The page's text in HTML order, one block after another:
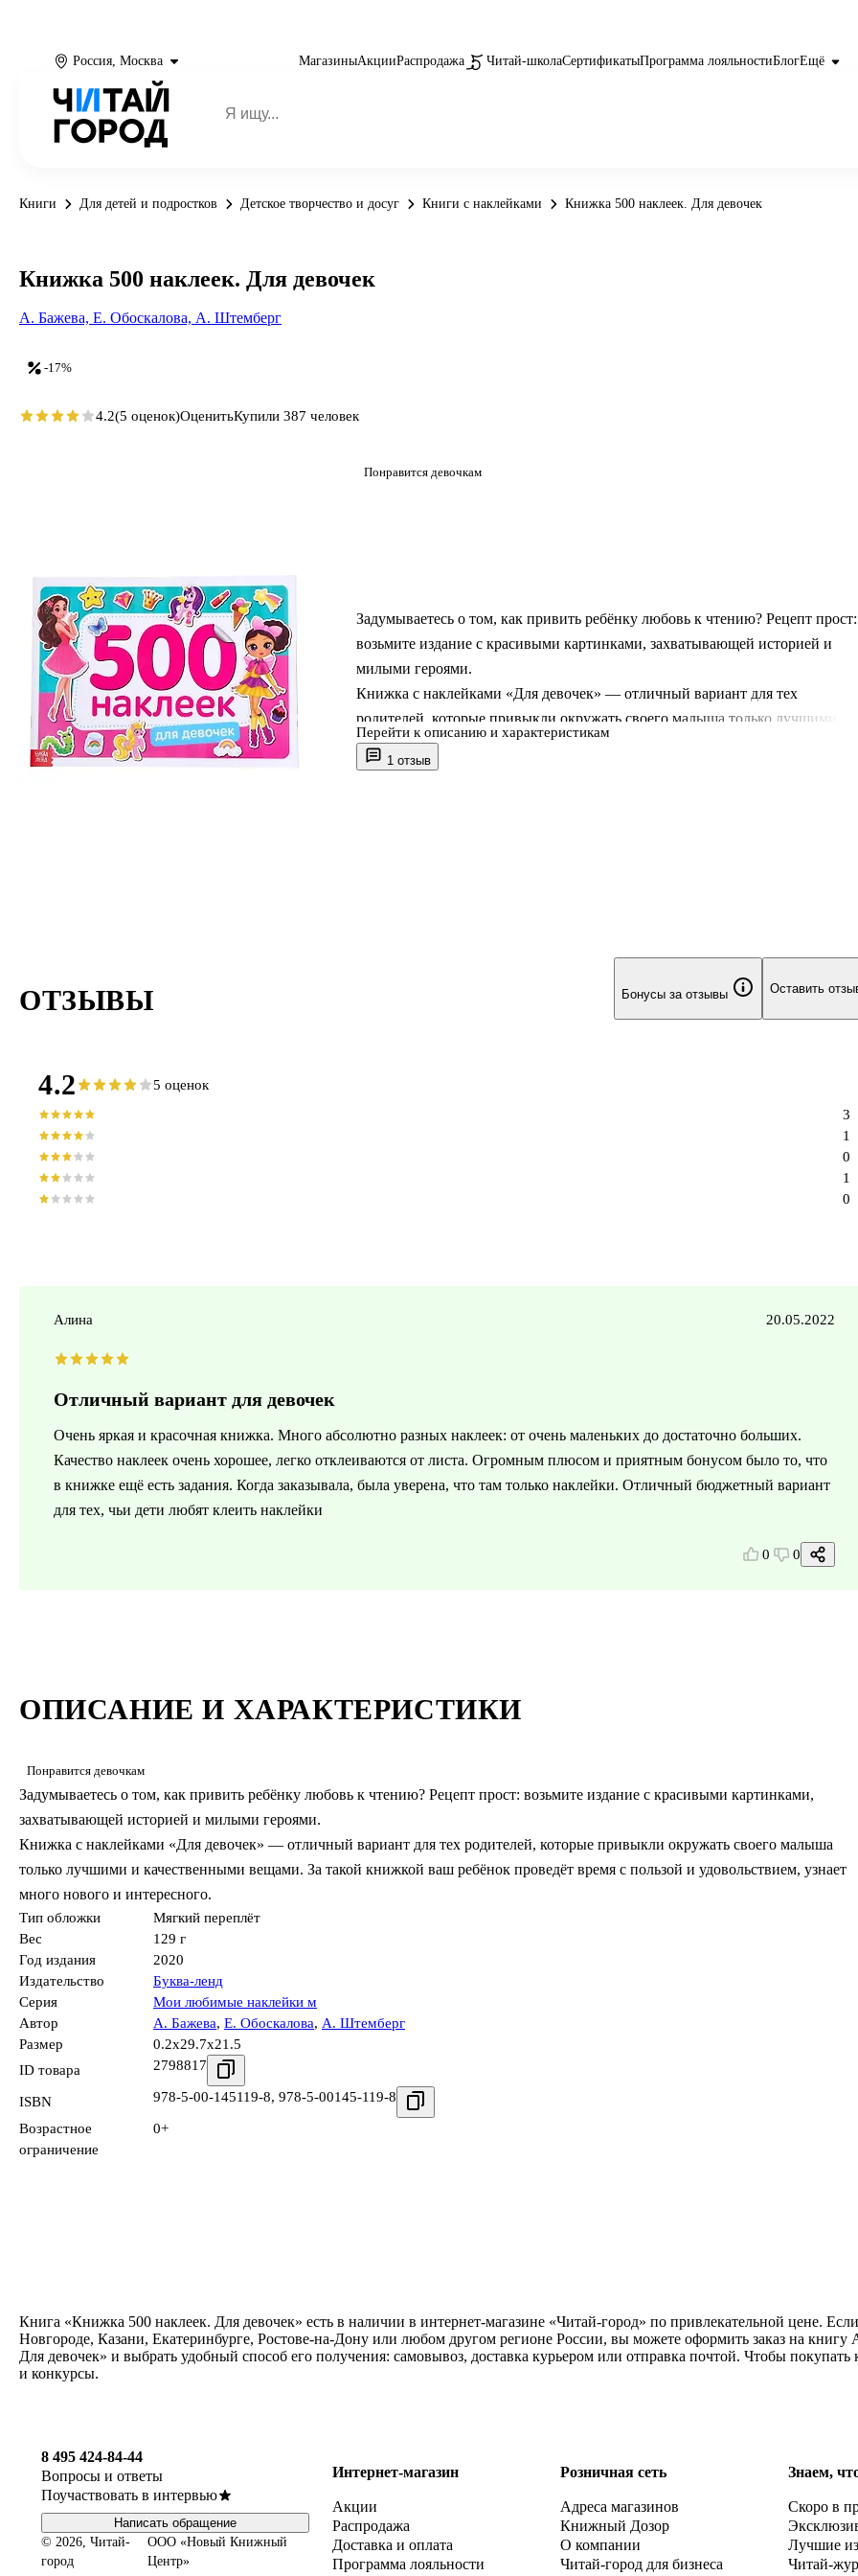
Россия, Москва МагазиныАкцииРаспродажа Читай-школаСертификатыПрограмма лояльностиБлогЕщё
Книги Для детей и подростков Детское творчество и досуг Книги с наклейками Книжка 500 наклеек. Для девочек
1 отзыв
Понравится девочкам
Задумываетесь о том, как привить ребёнку любовь к чтению? Рецепт прост:
возьмите издание с красивыми картинками, захватывающей историей и
милыми героями.
Книжка с наклейками «Для девочек» — отличный вариант для тех
родителей, которые привыкли окружать своего малыша только лучшими и
качественными вещами. За такой книжкой ваш ребёнок проведёт время с
пользой и удовольствием, узнает много нового и интересного.
Перейти к описанию и характеристикам
-17%
Книжка 500 наклеек. Для девочек
А. Бажева, Е. Обоскалова, А. Штемберг
4.2(5 оценок)ОценитьКупили 387 человек
ОПИСАНИЕ И ХАРАКТЕРИСТИКИ
Понравится девочкам
Задумываетесь о том, как привить ребёнку любовь к чтению? Рецепт прост: возьмите издание с красивыми картинками,
захватывающей историей и милыми героями.
Книжка с наклейками «Для девочек» — отличный вариант для тех родителей, которые привыкли окружать своего малыша
только лучшими и качественными вещами. За такой книжкой ваш ребёнок проведёт время с пользой и удовольствием, узнает
много нового и интересного.
Тип обложки
Мягкий переплёт
Вес
129 г
Год издания
2020
Издательство
Буква-ленд
Серия
Мои любимые наклейки м
Автор
А. Бажева, Е. Обоскалова, А. Штемберг
Размер
0.2x29.7x21.5
ID товара
2798817
ISBN 978-5-00-145119-8, 978-5-00145-119-8
Возрастное
ограничение
0+
ОТЗЫВЫ Бонусы за отзывы Оставить
4.2 5 оценок
0
1
0
1
3
Алина 20.05.2022
Отличный вариант для девочек
Очень яркая и красочная книжка. Много абсолютно разных наклеек: от очень маленьких до достаточно больших.
Качество наклеек очень хорошее, легко отклеиваются от листа. Огромным плюсом и приятным бонусом было то, что
в книжке ещё есть задания. Когда заказывала, была уверена, что там только наклейки. Отличный бюджетный вариант
для тех, чьи дети любят клеить наклейки
0 0
Книга «Книжка 500 наклеек. Для девочек» есть в наличии в интернет-магазине «Читай-город» по привлекательной цене.
Новгороде, Казани, Екатеринбурге, Ростове-на-Дону или любом другом регионе России, вы можете оформить заказ на
Для девочек» и выбрать удобный способ его получения: самовывоз, доставка курьером или отправка почтой. Чтобы
и конкурсы.
8 495 424-84-44
Вопросы и ответы
Поучаствовать в интервью
Написать обращение
© 2026, Читай-
город
ООО «Новый Книжный
Центр»
Интернет-магазин
Акции
Распродажа
Доставка и оплата
Программа лояльности
Розничная сеть
Адреса магазинов
Книжный Дозор
О компании
Читай-город для бизнеса
Знаем,
Скоро в
Лучшие
Читай-